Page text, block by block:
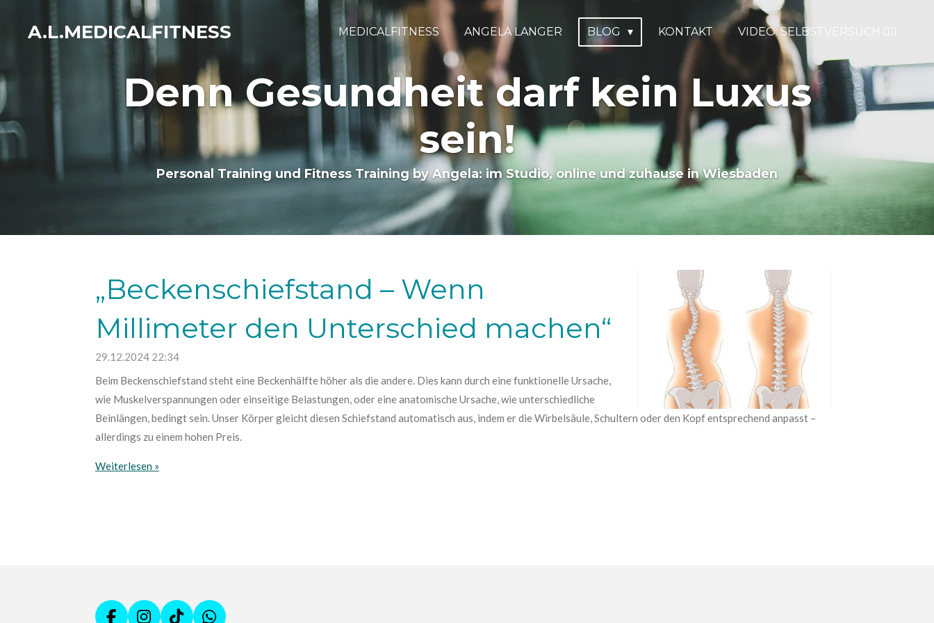
Hauptinhalt
A.L.MEDICALFITNESS MEDICALFITNESS ANGELA LANGER BLOG KONTAKT VIDEO: SELBSTVERSUCH ☝🏽
Denn Gesundheit darf kein Luxus
sein!
Personal Training und Fitness Training by Angela: im Studio, online und zuhause in Wiesbaden
„Beckenschiefstand – Wenn
Millimeter den Unterschied machen“
29.12.2024 22:34
Beim Beckenschiefstand steht eine Beckenhälfte höher als die andere. Dies kann durch eine funktionelle Ursache,
wie Muskelverspannungen oder einseitige Belastungen, oder eine anatomische Ursache, wie unterschiedliche
Beinlängen, bedingt sein. Unser Körper gleicht diesen Schiefstand automatisch aus, indem er die Wirbelsäule, Schultern oder den Kopf entsprechend anpasst –
allerdings zu einem hohen Preis.
Weiterlesen »